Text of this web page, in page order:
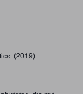
(2019).